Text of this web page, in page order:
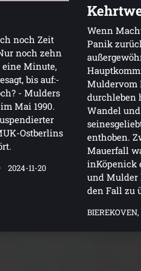
noch Zeit
noch zehn
Minute,
bis auf:-
- Mulders
Mai 1990.
Ostberlins
2024-11-20
Wenn
Panik
Muldervom
durchleben
Wandel
enthoben.
Mauerfall
inKöpenick
und Mulder
den Fall zu